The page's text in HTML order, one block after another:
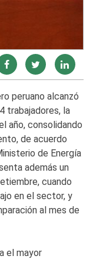
peruano alcanzó
trabajadores, la
año, consolidando
de acuerdo
de Energía
además un
cuando
en el sector, y
al mes de
el mayor